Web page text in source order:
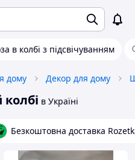
в колбі з підсвічуванням
дому Декор для дому
в Україні
Безкоштовна доставка